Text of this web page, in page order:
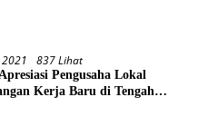
2021 837 Lihat
Pengusaha Lokal
Kerja Baru di Tengah